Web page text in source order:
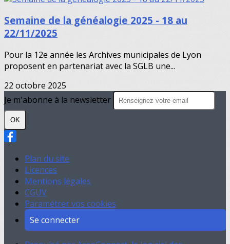
Semaine de la généalogie 2025 - 18 au
22/11/2025
Pour la 12e année les Archives municipales de Lyon
proposent en partenariat avec la SGLB une...
22 octobre 2025
Je m'abonne à la newsletter
OK
Plan du site
Licences
Mentions légales
CGUV
Paramétrer vos cookies
Se connecter